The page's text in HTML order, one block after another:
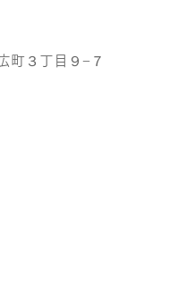
町３丁目９−７